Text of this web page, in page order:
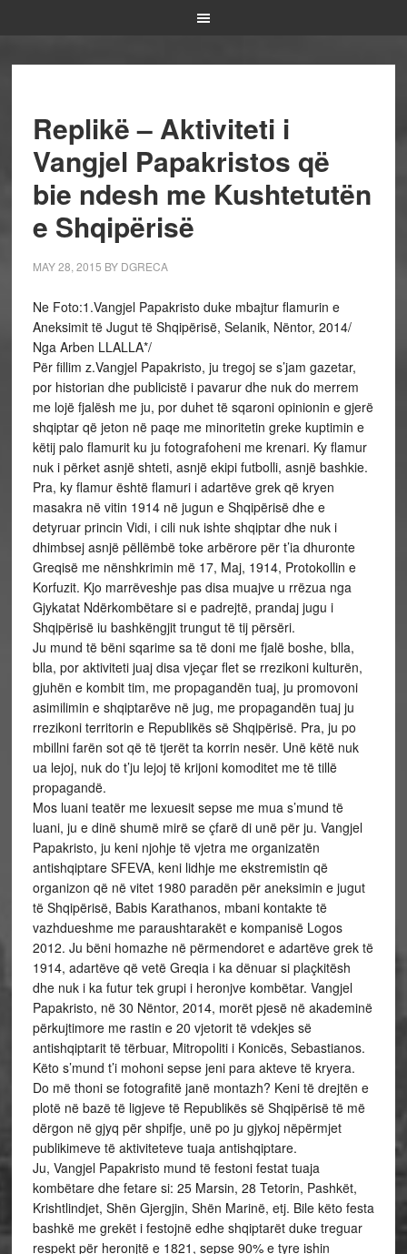
Replikë – Aktiviteti i
Vangjel Papakristos që
bie ndesh me Kushtetutën
e Shqipërisë
MAY 28, 2015 BY DGRECA
Ne Foto:1.Vangjel Papakristo duke mbajtur flamurin e
Aneksimit të Jugut të Shqipërisë, Selanik, Nëntor, 2014/
Nga Arben LLALLA*/
Për fillim z.Vangjel Papakristo, ju tregoj se s’jam gazetar,
por historian dhe publicistë i pavarur dhe nuk do merrem
me lojë fjalësh me ju, por duhet të sqaroni opinionin e gjerë
shqiptar që jeton në paqe me minoritetin greke kuptimin e
këtij palo flamurit ku ju fotografoheni me krenari. Ky flamur
nuk i përket asnjë shteti, asnjë ekipi futbolli, asnjë bashkie.
Pra, ky flamur është flamuri i adartëve grek që kryen
masakra në vitin 1914 në jugun e Shqipërisë dhe e
detyruar princin Vidi, i cili nuk ishte shqiptar dhe nuk i
dhimbsej asnjë pëllëmbë toke arbërore për t’ia dhuronte
Greqisë me nënshkrimin më 17, Maj, 1914, Protokollin e
Korfuzit. Kjo marrëveshje pas disa muajve u rrëzua nga
Gjykatat Ndërkombëtare si e padrejtë, prandaj jugu i
Shqipërisë iu bashkëngjit trungut të tij përsëri.
Ju mund të bëni sqarime sa të doni me fjalë boshe, blla,
blla, por aktiviteti juaj disa vjeçar flet se rrezikoni kulturën,
gjuhën e kombit tim, me propagandën tuaj, ju promovoni
asimilimin e shqiptarëve në jug, me propagandën tuaj ju
rrezikoni territorin e Republikës së Shqipërisë. Pra, ju po
mbillni farën sot që të tjerët ta korrin nesër. Unë këtë nuk
ua lejoj, nuk do t’ju lejoj të krijoni komoditet me të tillë
propagandë.
Mos luani teatër me lexuesit sepse me mua s’mund të
luani, ju e dinë shumë mirë se çfarë di unë për ju. Vangjel
Papakristo, ju keni njohje të vjetra me organizatën
antishqiptare SFEVA, keni lidhje me ekstremistin që
organizon që në vitet 1980 paradën për aneksimin e jugut
të Shqipërisë, Babis Karathanos, mbani kontakte të
vazhdueshme me paraushtarakët e kompanisë Logos
2012. Ju bëni homazhe në përmendoret e adartëve grek të
1914, adartëve që vetë Greqia i ka dënuar si plaçkitësh
dhe nuk i ka futur tek grupi i heronjve kombëtar. Vangjel
Papakristo, në 30 Nëntor, 2014, morët pjesë në akademinë
përkujtimore me rastin e 20 vjetorit të vdekjes së
antishqiptarit të tërbuar, Mitropoliti i Konicës, Sebastianos.
Këto s’mund t’i mohoni sepse jeni para akteve të kryera.
Do më thoni se fotografitë janë montazh? Keni të drejtën e
plotë në bazë të ligjeve të Republikës së Shqipërisë të më
dërgon në gjyq për shpifje, unë po ju gjykoj nëpërmjet
publikimeve të aktiviteteve tuaja antishqiptare.
Ju, Vangjel Papakristo mund të festoni festat tuaja
kombëtare dhe fetare si: 25 Marsin, 28 Tetorin, Pashkët,
Krishtlindjet, Shën Gjergjin, Shën Marinë, etj. Bile këto festa
bashkë me grekët i festojnë edhe shqiptarët duke treguar
respekt për heronjtë e 1821, sepse 90% e tyre ishin